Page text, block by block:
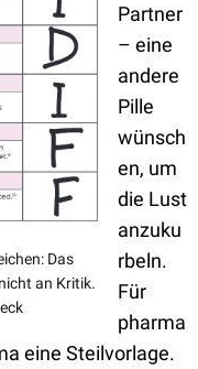
Das
an Kritik.
Partner
– eine
andere
Pille
wünsch
en, um
die Lust
anzuku
rbeln.
Für
pharma
eine Steilvorlage.